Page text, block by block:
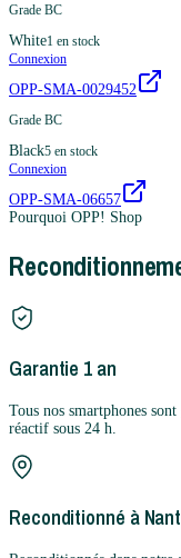
Grade BC
White1 en stock
Connexion
OPP-SMA-0029452
Grade BC
Black5 en stock
Connexion
OPP-SMA-06657
Pourquoi OPP! Shop
Garantie 1 an
Tous nos smartphones
réactif sous 24 h.
Reconditionné à